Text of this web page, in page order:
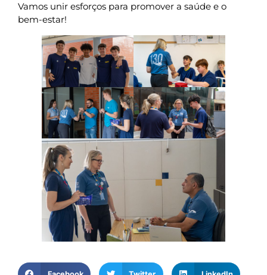
Vamos unir esforços para promover a saúde e o
bem-estar!